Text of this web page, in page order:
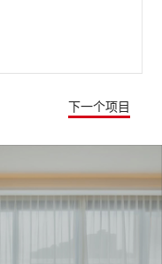
下一个项目